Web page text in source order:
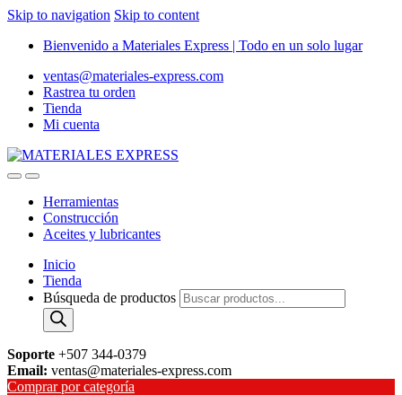
Skip to navigation Skip to content
Bienvenido a Materiales Express | Todo en un solo lugar
ventas@materiales-express.com
Rastrea tu orden
Tienda
Mi cuenta
Herramientas
Construcción
Aceites y lubricantes
Inicio
Tienda
Búsqueda de productos
Soporte +507 344-0379
Email: ventas@materiales-express.com
Comprar por categoría